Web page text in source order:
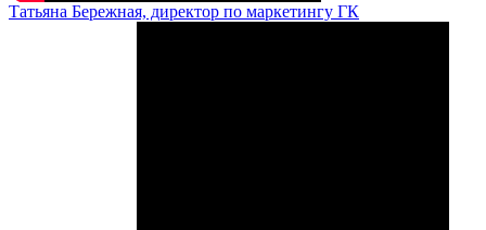
Татьяна Бережная, директор по маркетингу ГК